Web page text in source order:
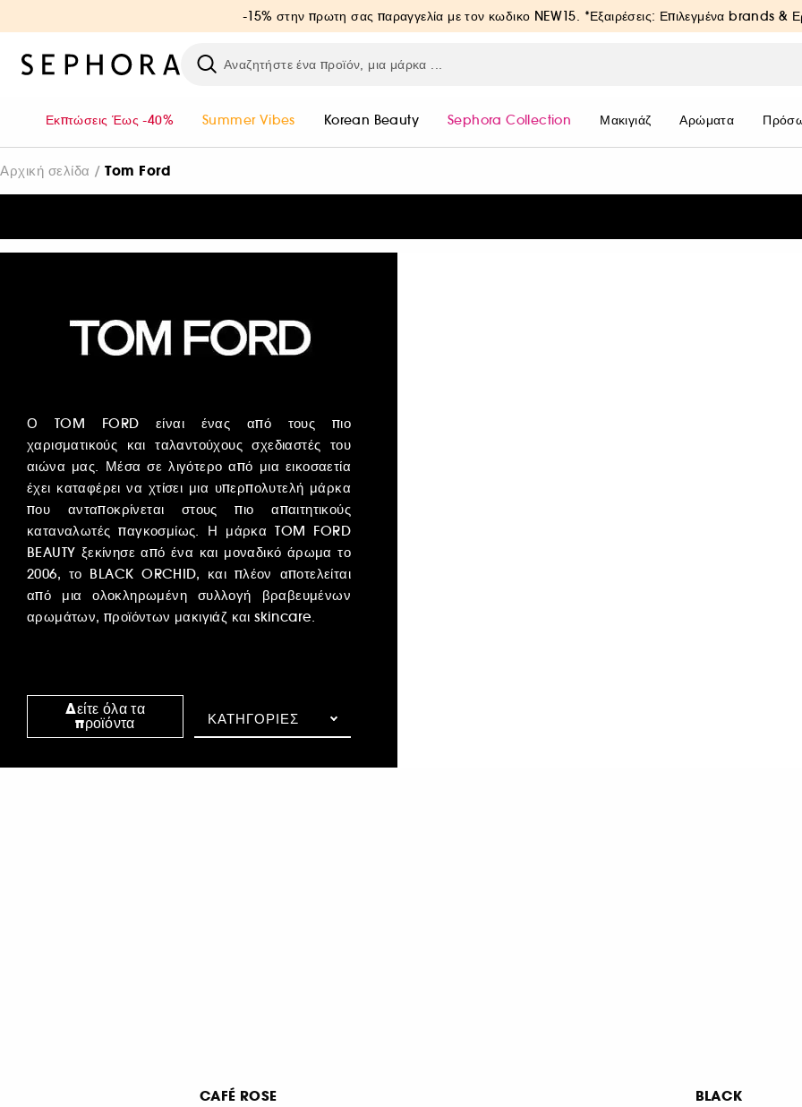
-15% στην πρωτη σας παραγγελία με τον κωδικο NEW15. *Εξαιρέσεις: Επιλεγμένα brands &
Εκπτώσεις Έως -40% Summer Vibes Korean Beauty Sephora Collection Μακιγιάζ Αρώματα
Αρχική σελίδα Tom Ford
Ο TOM FORD είναι ένας από τους πιο
χαρισματικούς και ταλαντούχους σχεδιαστές του
αιώνα μας. Μέσα σε λιγότερο από μια εικοσαετία
έχει καταφέρει να χτίσει μια υπερπολυτελή μάρκα
που ανταποκρίνεται στους πιο απαιτητικούς
καταναλωτές παγκοσμίως. Η μάρκα TOM FORD
BEAUTY ξεκίνησε από ένα και μοναδικό άρωμα το
2006, το BLACK ORCHID, και πλέον αποτελείται
από μια ολοκληρωμένη συλλογή βραβευμένων
αρωμάτων, προϊόντων μακιγιάζ και skincare.
Δείτε όλα τα
προϊόντα ΚΑΤΗΓΟΡΊΕΣ
Ανακαλύψτε
CAFÉ ROSE
BLACK